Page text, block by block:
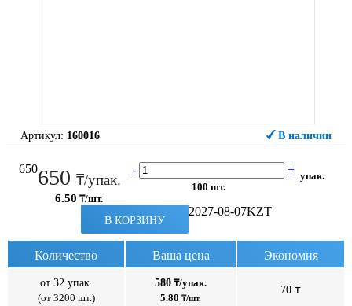
Артикул: 160016 В наличии
650650 ₸/упак.
6.50 ₸/шт.
- +
100 шт.
упак.
В КОРЗИНУ
2027-08-07KZT
Количество Ваша цена Экономия
от 32 упак.
(от 3200 шт.)
580 ₸/упак.
5.80 ₸/шт.
70 ₸